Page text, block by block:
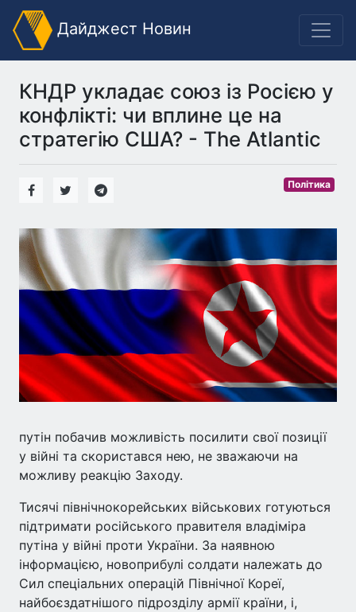
Дайджест Новин
КНДР укладає союз із Росією у
конфлікті: чи вплине це на
стратегію США? - The Atlantic
Політика
путін побачив можливість посилити свої позиції
у війні та скористався нею, не зважаючи на
можливу реакцію Заходу.
Тисячі північнокорейських військових готуються
підтримати російського правителя владіміра
путіна у війні проти України. За наявною
інформацією, новоприбулі солдати належать до
Сил спеціальних операцій Північної Кореї,
найбоєздатнішого підрозділу армії країни, і,